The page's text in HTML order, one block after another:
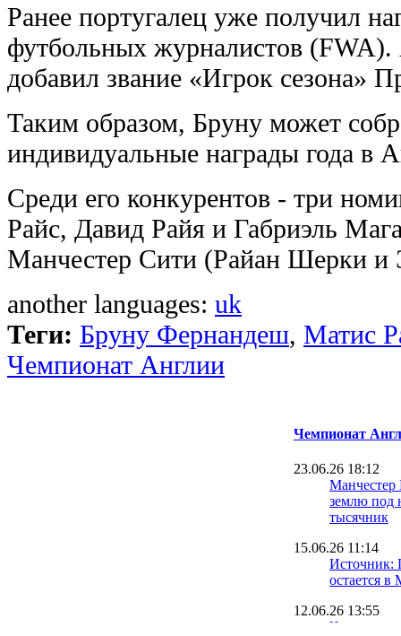
Ранее португалец уже получил
футбольных журналистов
добавил звание «Игрок сезона»
Таким образом, Бруну может
индивидуальные награды года в
Среди его конкурентов - три
Райс, Давид Райя и Габриэль
Манчестер Сити (Райан Шерки и
another languages: uk
Теги: Бруну Фернандеш, Матис
Чемпионат Англии
Чемпионат
23.06.26 18:12
землю под
тысячник
15.06.26 11:14
Источник:
остается в
12.06.26 13:55
Что за